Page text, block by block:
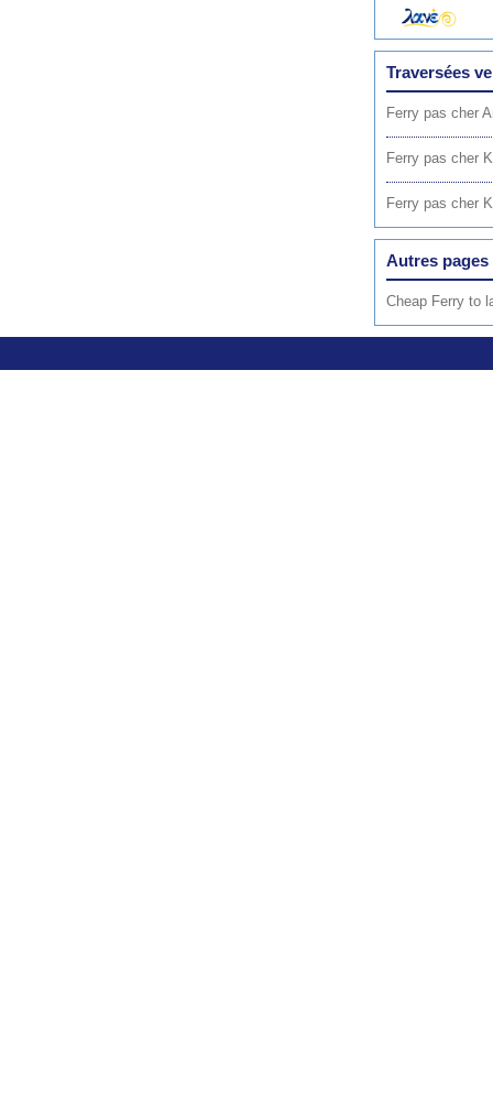
Traversées
Ferry pas cher
Ferry pas cher
Ferry pas cher
Autres pages
Cheap Ferry to